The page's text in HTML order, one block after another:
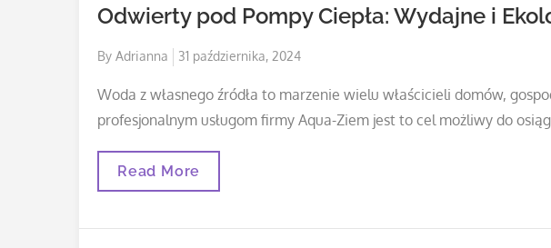
Twojego
Odwierty pod Pompy Ciepła: Wydajne i
By Adrianna
Posted
31 października, 2024
Woda z własnego źródła to marzenie wielu właścicieli domów,
profesjonalnym usługom firmy Aqua-Ziem jest to cel możliwy do
Odwierty
Wydajne
Read More